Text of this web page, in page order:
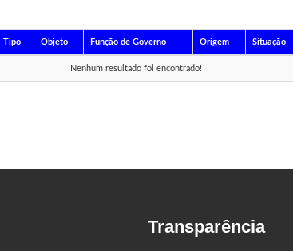
Tipo Objeto Função de Governo Origem Situação
Nenhum resultado foi encontrado!
Transparência